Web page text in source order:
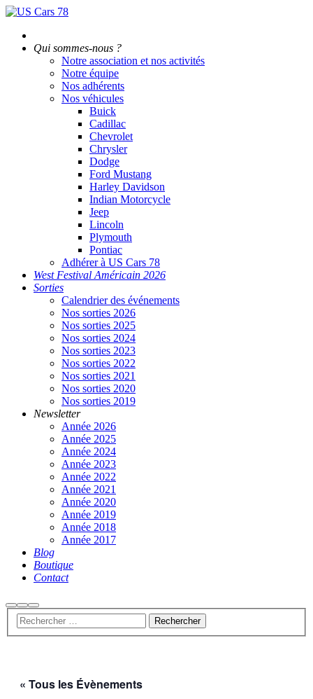
Qui sommes-nous ?
Notre association et nos activités
Notre équipe
Nos adhérents
Nos véhicules
Buick
Cadillac
Chevrolet
Chrysler
Dodge
Ford Mustang
Harley Davidson
Indian Motorcycle
Jeep
Lincoln
Plymouth
Pontiac
Adhérer à US Cars 78
West Festival Américain 2026
Sorties
Calendrier des événements
Nos sorties 2026
Nos sorties 2025
Nos sorties 2024
Nos sorties 2023
Nos sorties 2022
Nos sorties 2021
Nos sorties 2020
Nos sorties 2019
Newsletter
Année 2026
Année 2025
Année 2024
Année 2023
Année 2022
Année 2021
Année 2020
Année 2019
Année 2018
Année 2017
Blog
Boutique
Contact
Rechercher
Plus
d’infos
Menu
principal
« Tous les Évènements